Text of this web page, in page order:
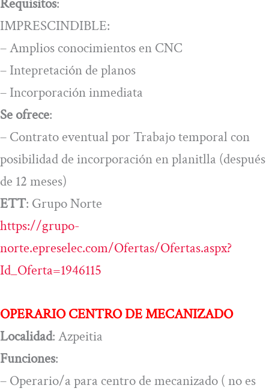
IMPRESCINDIBLE:
– Amplios conocimientos en CNC
– Intepretación de planos
– Incorporación inmediata
Se ofrece:
– Contrato eventual por Trabajo temporal con
posibilidad de incorporación en planitlla (después
de 12 meses)
ETT: Grupo Norte
https://grupo-
norte.epreselec.com/Ofertas/Ofertas.aspx?
Id_Oferta=1946115
OPERARIO CENTRO DE MECANIZADO
Localidad: Azpeitia
Funciones:
– Operario/a para centro de mecanizado ( no es